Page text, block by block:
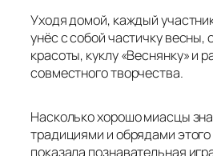
Уходя домой, каждый
унёс с собой частичку весны,
красоты, куклу «Веснянку» и
совместного творчества.
Насколько хорошо миасцы
традициями и обрядами
показала познавательная